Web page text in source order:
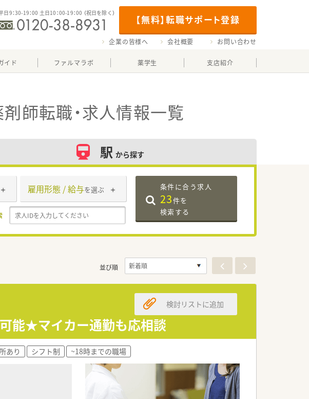
【無料】転職サポート登録
日9：30-19：00 土日10：00-19：00 （祝日を除く）
企業の皆様へ 会社概要 お問い合わせ
イド ファルマラボ 薬学生 支店紹介
師転職・求人情報一覧
駅 から探す
雇用形態 / 給与を選ぶ 条件に合う求人
23件を
検索する
並び順
能★マイカー通勤も応相談
検討リストに追加
あり シフト制 ~18時までの職場